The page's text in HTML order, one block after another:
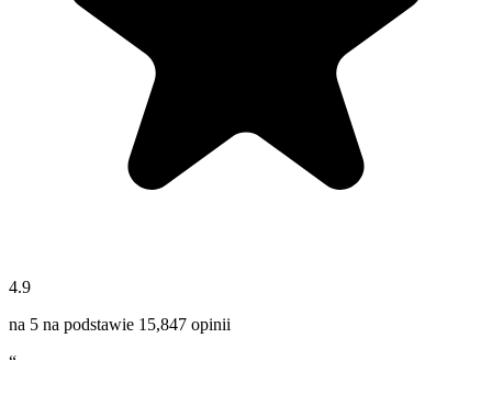
4.9
na 5 na podstawie 15,847 opinii
“